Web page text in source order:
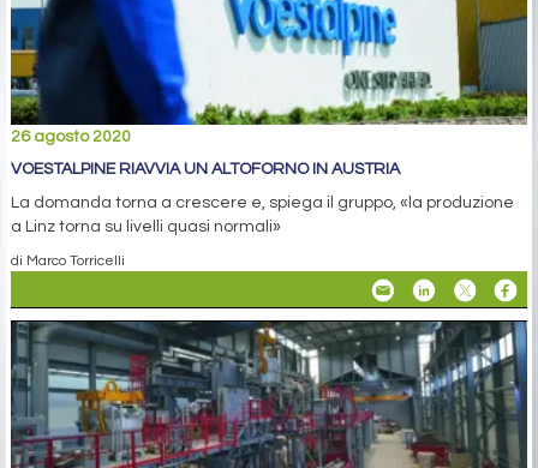
26 agosto 2020
VOESTALPINE RIAVVIA UN ALTOFORNO IN AUSTRIA
La domanda torna a crescere e, spiega il gruppo, «la produzione
a Linz torna su livelli quasi normali»
di Marco Torricelli